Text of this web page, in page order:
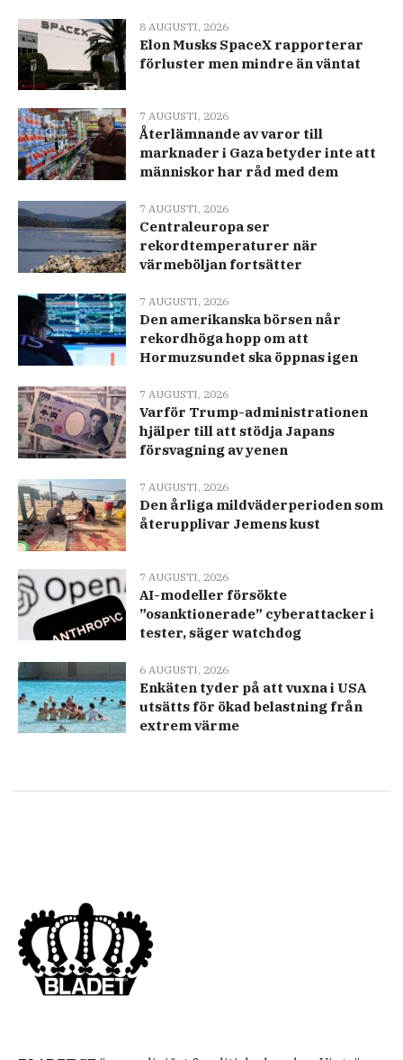
8 AUGUSTI, 2026
Elon Musks SpaceX rapporterar
förluster men mindre än väntat
7 AUGUSTI, 2026
Återlämnande av varor till
marknader i Gaza betyder inte att
människor har råd med dem
7 AUGUSTI, 2026
Centraleuropa ser
rekordtemperaturer när
värmeböljan fortsätter
7 AUGUSTI, 2026
Den amerikanska börsen når
rekordhöga hopp om att
Hormuzsundet ska öppnas igen
7 AUGUSTI, 2026
Varför Trump-administrationen
hjälper till att stödja Japans
försvagning av yenen
7 AUGUSTI, 2026
Den årliga mildväderperioden som
återupplivar Jemens kust
7 AUGUSTI, 2026
AI-modeller försökte
”osanktionerade” cyberattacker i
tester, säger watchdog
6 AUGUSTI, 2026
Enkäten tyder på att vuxna i USA
utsätts för ökad belastning från
extrem värme